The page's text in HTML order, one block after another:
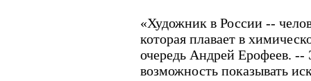
«Художник в России --
которая плавает в
очередь Андрей Ерофеев. --
возможность показывать